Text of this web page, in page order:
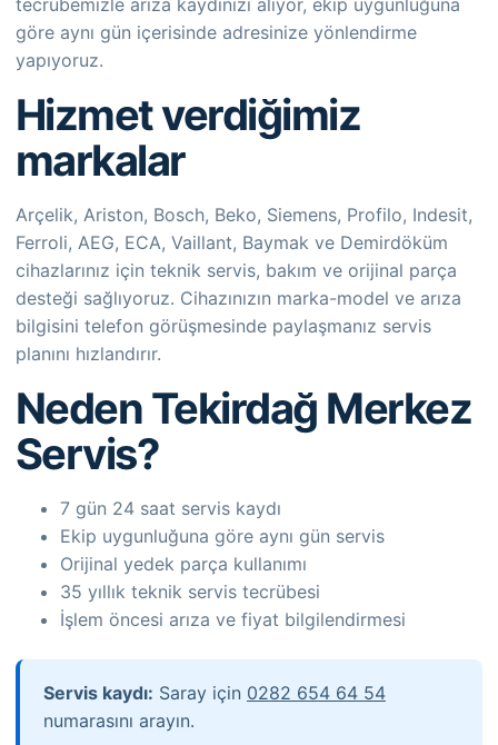
tecrübemizle arıza kaydınızı alıyor, ekip uygunluğuna
göre aynı gün içerisinde adresinize yönlendirme
yapıyoruz.
Hizmet verdiğimiz
markalar
Arçelik, Ariston, Bosch, Beko, Siemens, Profilo, Indesit,
Ferroli, AEG, ECA, Vaillant, Baymak ve Demirdöküm
cihazlarınız için teknik servis, bakım ve orijinal parça
desteği sağlıyoruz. Cihazınızın marka-model ve arıza
bilgisini telefon görüşmesinde paylaşmanız servis
planını hızlandırır.
Neden Tekirdağ Merkez
Servis?
7 gün 24 saat servis kaydı
Ekip uygunluğuna göre aynı gün servis
Orijinal yedek parça kullanımı
35 yıllık teknik servis tecrübesi
İşlem öncesi arıza ve fiyat bilgilendirmesi
Servis kaydı: Saray için 0282 654 64 54
numarasını arayın.